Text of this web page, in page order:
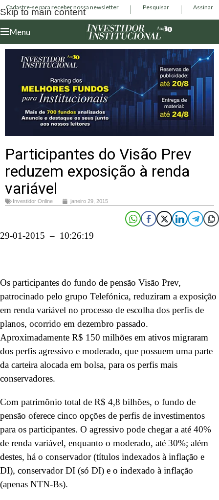
Skip to main content
Cadastre-se para receber nossa newsletter Pesquisar Assinar
Menu
Participantes do Visão Prev
reduzem exposição à renda
variável
Investidor Online janeiro 29, 2015
29-01-2015 – 10:26:19
Os participantes do fundo de pensão Visão Prev,
patrocinado pelo grupo Telefónica, reduziram a exposição
em renda variável no processo de escolha dos perfis de
planos, ocorrido em dezembro passado.
Aproximadamente R$ 150 milhões em ativos migraram
dos perfis agressivo e moderado, que possuem uma parte
da carteira alocada em bolsa, para os perfis mais
conservadores.
Com patrimônio total de R$ 4,8 bilhões, o fundo de
pensão oferece cinco opções de perfis de investimentos
para os participantes. O agressivo pode chegar a até 40%
de renda variável, enquanto o moderado, até 30%; além
destes, há o conservador (títulos indexados à inflação e
DI), conservador DI (só DI) e o indexado à inflação
(apenas NTN-Bs).